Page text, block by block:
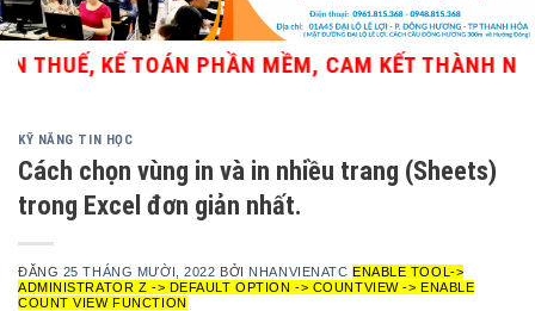
KẾ TOÁN PHẦN MỀM, CAM KẾT THÀNH NGHỀ
KỸ NĂNG TIN HỌC
Cách chọn vùng in và in nhiều trang (Sheets)
trong Excel đơn giản nhất.
ĐĂNG 25 THÁNG MƯỜI, 2022 BỞI NHANVIENATC ENABLE TOOL->
ADMINISTRATOR Z -> DEFAULT OPTION -> COUNTVIEW -> ENABLE
COUNT VIEW FUNCTION